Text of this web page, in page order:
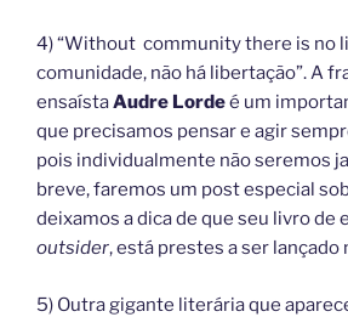
4) “Without community there is no
comunidade, não há libertação”. A
ensaístaAudre Lordeé um
que precisamos pensar e agir
pois individualmente não seremos
breve, faremos um post especial
deixamos a dica de que seu livro de
outsider, está prestes a ser lançado
5) Outra gigante literária que